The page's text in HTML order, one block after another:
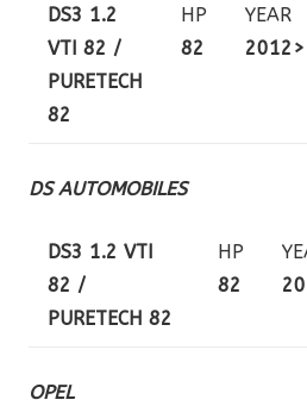
DS3 1.2
VTI 82 /
PURETECH
82
HP
82
YEAR
2012>
DS AUTOMOBILES
DS3 1.2 VTI
82 /
PURETECH 82
HP
82
OPEL